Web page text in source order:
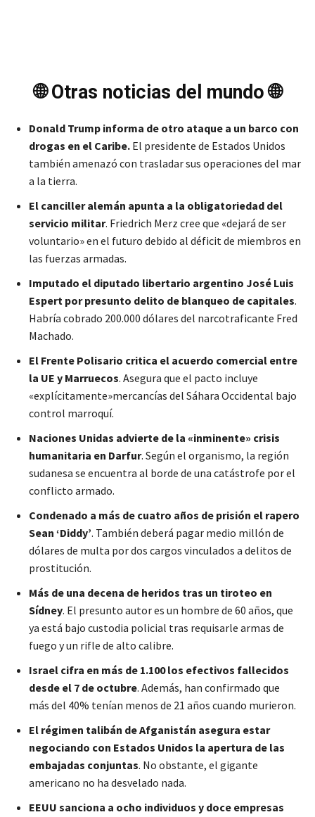
🌐 Otras noticias del mundo 🌐
Donald Trump informa de otro ataque a un barco con
drogas en el Caribe. El presidente de Estados Unidos
también amenazó con trasladar sus operaciones del mar
a la tierra.
El canciller alemán apunta a la obligatoriedad del
servicio militar. Friedrich Merz cree que «dejará de ser
voluntario» en el futuro debido al déficit de miembros en
las fuerzas armadas.
Imputado el diputado libertario argentino José Luis
Espert por presunto delito de blanqueo de capitales.
Habría cobrado 200.000 dólares del narcotraficante Fred
Machado.
El Frente Polisario critica el acuerdo comercial entre
la UE y Marruecos. Asegura que el pacto incluye
«explícitamente»mercancías del Sáhara Occidental bajo
control marroquí.
Naciones Unidas advierte de la «inminente» crisis
humanitaria en Darfur. Según el organismo, la región
sudanesa se encuentra al borde de una catástrofe por el
conflicto armado.
Condenado a más de cuatro años de prisión el rapero
Sean ‘Diddy’. También deberá pagar medio millón de
dólares de multa por dos cargos vinculados a delitos de
prostitución.
Más de una decena de heridos tras un tiroteo en
Sídney. El presunto autor es un hombre de 60 años, que
ya está bajo custodia policial tras requisarle armas de
fuego y un rifle de alto calibre.
Israel cifra en más de 1.100 los efectivos fallecidos
desde el 7 de octubre. Además, han confirmado que
más del 40% tenían menos de 21 años cuando murieron.
El régimen talibán de Afganistán asegura estar
negociando con Estados Unidos la apertura de las
embajadas conjuntas. No obstante, el gigante
americano no ha desvelado nada.
EEUU sanciona a ocho individuos y doce empresas